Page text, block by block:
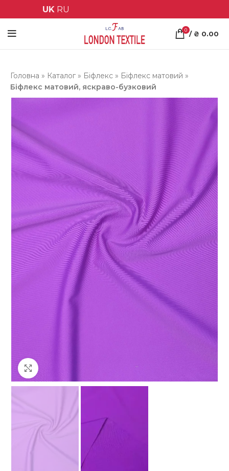
UK RU
0 / ₴ 0.00
Головна » Каталог » Біфлекс » Біфлекс матовий »
Біфлекс матовий, яскраво-бузковий